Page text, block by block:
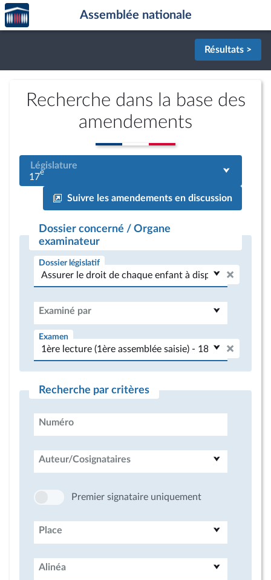
Aller au contenu
Aller en bas de la page
Accèder
à la
page
Assemblée nationale
Résultats >
Recherche dans la base des
amendements
Législature
17e
Suivre les amendements en discussion
Dossier concerné / Organe
examinateur
Dossier législatif
Examiné par
Examen
Recherche par critères
Numéro
Auteur/Cosignataires
Premier signataire uniquement
Place
Alinéa